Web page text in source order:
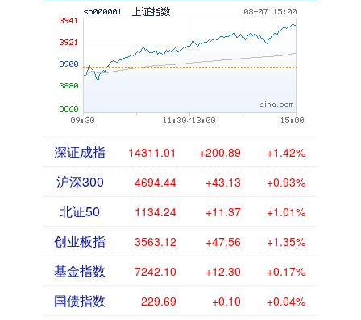
深证成指 14311.01 +200.89 +1.42%
沪深300 4694.44 +43.13 +0.93%
北证50 1134.24 +11.37 +1.01%
创业板指 3563.12 +47.56 +1.35%
基金指数 7242.10 +12.30 +0.17%
国债指数 229.69 +0.10 +0.04%